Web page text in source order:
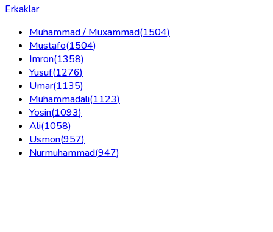
Erkaklar
Muhammad / Muxammad(1504)
Mustafo(1504)
Imron(1358)
Yusuf(1276)
Umar(1135)
Muhammadali(1123)
Yosin(1093)
Ali(1058)
Usmon(957)
Nurmuhammad(947)